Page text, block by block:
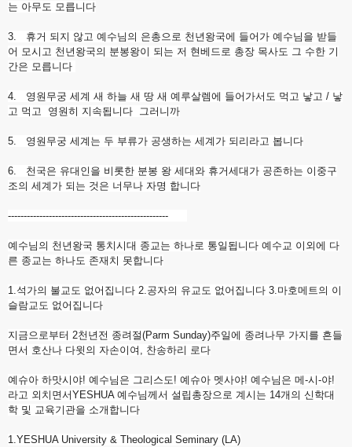
는 아무도 모릅니다
3. 휴거 되지 않고 예수님의 은총으로 천년왕국에 들어가 예수님을 받들
어 모시고 천년왕국의 분봉왕이 되는 저 현베드로 총장 목사도 그 수한 기
간은 모릅니다
4. 영원무궁 세계 새 하늘 새 땅 새 예루살렘에 들어가서도 먹고 낳고 / 낳
고 먹고 영원히 지속됩니다 그러니까
5. 영원무궁 세계는 두 부류가 공생하는 세계가 되리라고 봅니다
6. 천국은 유대인을 비롯한 분봉 왕 세대와 휴거세대가 공존하는 이중구
조의 세계가 되는 것은 너무나 자명 합니다
---------------------------------------------------
예수님의 천년왕국 통치시대 종교는 하나로 통일됩니다 예수교 이외에 다
른 종교는 하나도 존재치 못합니다
1.석가의 불교도 없어집니다 2.공자의 유교도 없어집니다 3.마호메트의 이
슬람교도 없어집니다
지금으로부터 2천년전 종려절(Parm Sunday)주일에 종려나무 가지를 흔들
면서 호산나 다윗의 자손이여, 찬송하리 로다
예슈아 하맛시야! 예수님은 그리스도! 예슈아 멧사야! 예수님은 메-시-야!
라고 외치면서YESHUA 예수님께서 설립총장으로 계시는 14개의 신학대
학 및 교육기관을 소개합니다
1.YESHUA University & Theological Seminary (LA)